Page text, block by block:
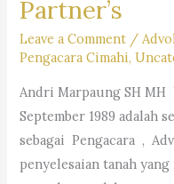
Supriatna.,
S.H.,
M.Hum.
–
Andri
Marpaung,
S.H.
Partner’s
Leave a Comment /
Pengacara Cimahi,
Andri Marpaung SH
September 1989 adalah
sebagai Pengacara ,
penyelesaian tanah